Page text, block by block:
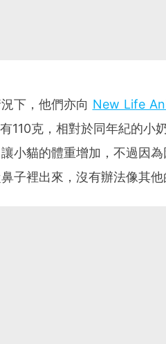
下，他們亦向 New Life
110克，相對於同年紀的小
小貓的體重增加，不過因
子裡出來，沒有辦法像其他